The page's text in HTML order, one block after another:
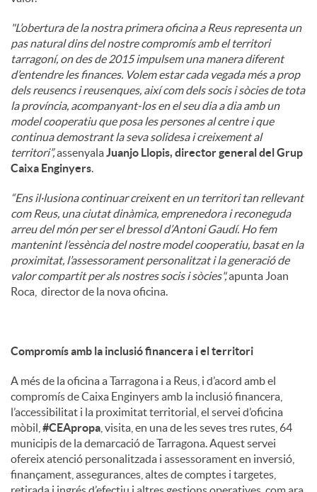
"L’obertura de la nostra primera oficina a Reus representa un
pas natural dins del nostre compromís amb el territori
tarragoní, on des de 2015 impulsem una manera diferent
d’entendre les finances. Volem estar cada vegada més a prop
dels reusencs i reusenques, així com dels socis i sòcies de tota
la província, acompanyant-los en el seu dia a dia amb un
model cooperatiu que posa les persones al centre i que
continua demostrant la seva solidesa i creixement al
territori”,assenyalaJuanjo Llopis, director general del Grup
Caixa Enginyers.
“Ens il·lusiona continuar creixent en un territori tan rellevant
com Reus, una ciutat dinàmica, emprenedora i reconeguda
arreu del món per ser el bressol d’Antoni Gaudí. Ho fem
mantenint l’essència del nostre model cooperatiu, basat en la
proximitat, l’assessorament personalitzat i la generació de
valor compartit per als nostres socis i sòcies",apunta Joan
Roca, director de la nova oficina.
Compromís amb la inclusió financera i el territori
A més de la oficina a Tarragona i a Reus, i d’acord amb el
compromís de Caixa Enginyers amb la inclusió financera,
l’accessibilitat i la proximitat territorial, el servei d’oficina
mòbil, #CEApropa , visita, en una de les seves tres rutes, 64
municipis de la demarcació de Tarragona. Aquest servei
ofereix atenció personalitzada i assessorament en inversió,
finançament, assegurances, altes de comptes i targetes,